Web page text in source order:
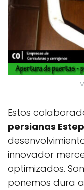
Estos
persianas
innovador
optimizados.
ponemos dura